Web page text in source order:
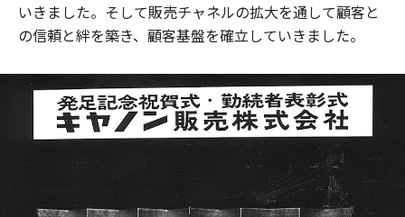
いきました。そして販売チャネルの拡大を通して顧客と
の信頼と絆を築き、顧客基盤を確立していきました。